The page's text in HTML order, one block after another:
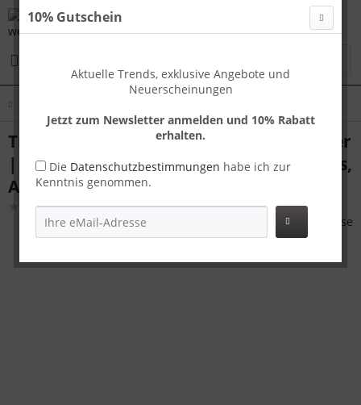
Travelhouse London Kofferset M+L Silber
| Polycarbonat-Hartschale | TSA-Schloss,
Aluminiumrahmen
10% Gutschein
Aktuelle Trends, exklusive Angebote und
Neuerscheinungen
Jetzt zum Newsletter anmelden und 10% Rabatt
erhalten.
Die Datenschutzbestimmungen habe ich zur
Kenntnis genommen.